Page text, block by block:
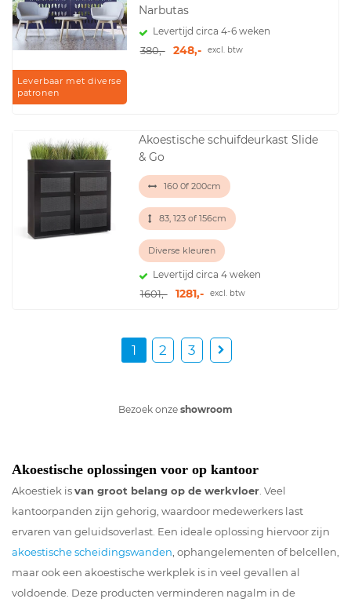
Leverbaar met diverse
patronen
Narbutas
Levertijd circa 4-6 weken
380,- 248,- excl. btw
Akoestische schuifdeurkast Slide
& Go
160 0f 200cm
83, 123 of 156cm
Diverse kleuren
Levertijd circa 4 weken
1601,- 1281,- excl. btw
1 2 3
Bezoek onze showroom
Akoestische oplossingen voor op kantoor
Akoestiek isvan groot belang op de werkvloer. Veel
kantoorpanden zijn gehorig, waardoor medewerkers last
ervaren van geluidsoverlast. Een ideale oplossing hiervoor zijn
akoestische scheidingswanden, ophangelementen of belcellen,
maar ook een akoestische werkplek is in veel gevallen al
voldoende. Deze producten verminderen nagalm in de